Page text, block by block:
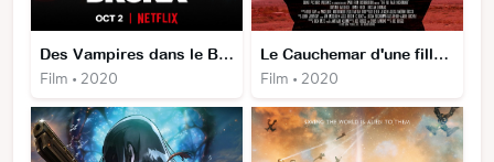
Des Vampires dans le Bronx
Film • 2020
Le Cauchemar d'une fille au pair
Film • 2020